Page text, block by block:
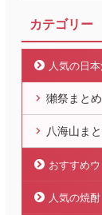
カテゴリー
人気の日
獺祭まとめ
八海山ま
おすすめ
人気の焼酎